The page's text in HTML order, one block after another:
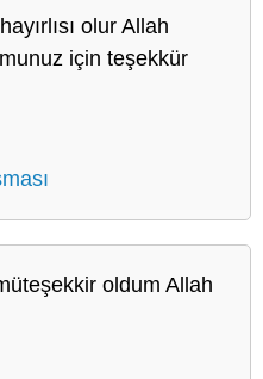
olur Allah
için teşekkür
oldum Allah